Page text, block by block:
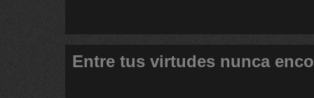
Entre tus virtudes nunca